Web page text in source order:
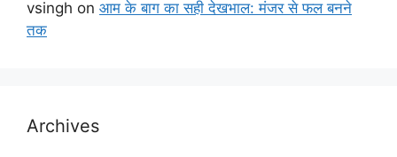
vsingh on आम के बाग का सही देखभाल: मंजर से फल बनने
तक
Archives